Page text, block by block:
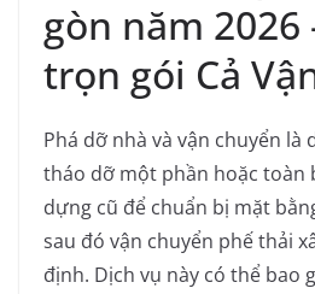
gòn năm 2026
trọn gói Cả
Phá dỡ nhà và vận chuyển là
tháo dỡ một phần hoặc toàn
dựng cũ để chuẩn bị mặt
sau đó vận chuyển phế thải
định. Dịch vụ này có thể bao